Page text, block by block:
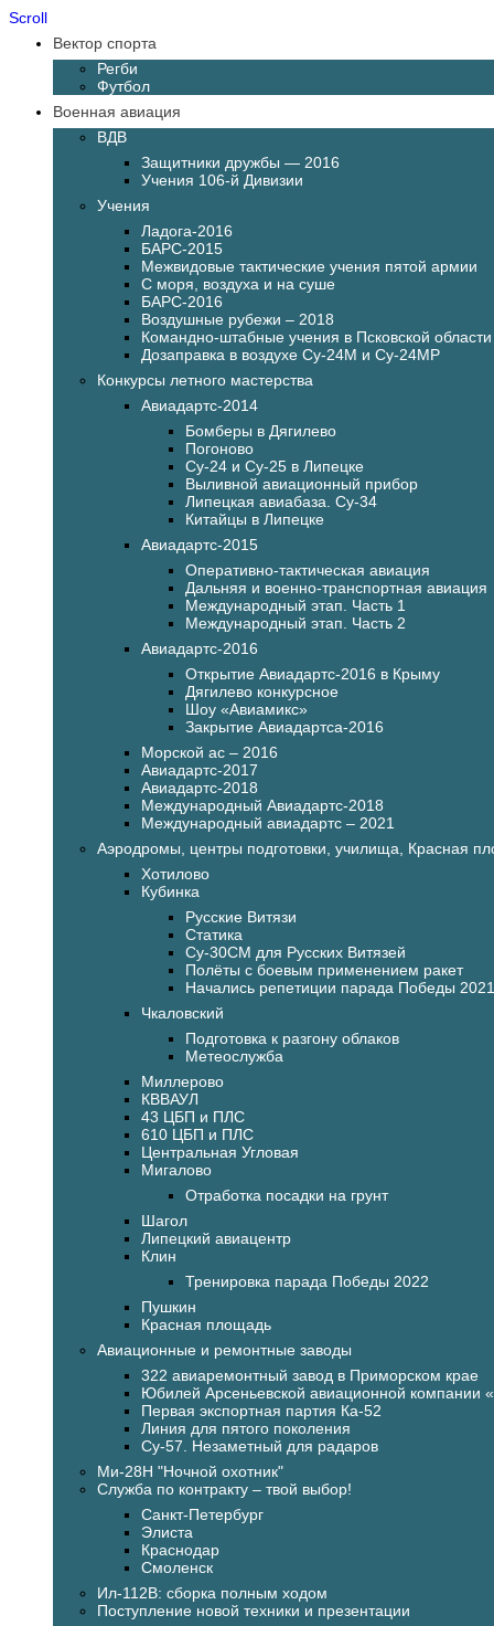
Scroll
Вектор спорта
Регби
Футбол
Военная авиация
ВДВ
Защитники дружбы — 2016
Учения 106-й Дивизии
Учения
Ладога-2016
БАРС-2015
Межвидовые тактические учения пятой армии
С моря, воздуха и на суше
БАРС-2016
Воздушные рубежи – 2018
Командно-штабные учения в Псковской области
Дозаправка в воздухе Су-24М и Су-24МР
Конкурсы летного мастерства
Авиадартс-2014
Бомберы в Дягилево
Погоново
Су-24 и Су-25 в Липецке
Выливной авиационный прибор
Липецкая авиабаза. Су-34
Китайцы в Липецке
Авиадартс-2015
Оперативно-тактическая авиация
Дальняя и военно-транспортная авиация
Международный этап. Часть 1
Международный этап. Часть 2
Авиадартс-2016
Открытие Авиадартс-2016 в Крыму
Дягилево конкурсное
Шоу «Авиамикс»
Закрытие Авиадартса-2016
Морской ас – 2016
Авиадартс-2017
Авиадартс-2018
Международный Авиадартс-2018
Международный авиадартс – 2021
Аэродромы, центры подготовки, училища, Красная
Хотилово
Кубинка
Русские Витязи
Статика
Су-30СМ для Русских Витязей
Полёты с боевым применением ракет
Начались репетиции парада Победы 2021
Чкаловский
Подготовка к разгону облаков
Метеослужба
Миллерово
КВВАУЛ
43 ЦБП и ПЛС
610 ЦБП и ПЛС
Центральная Угловая
Мигалово
Отработка посадки на грунт
Шагол
Липецкий авиацентр
Клин
Тренировка парада Победы 2022
Пушкин
Красная площадь
Авиационные и ремонтные заводы
322 авиаремонтный завод в Приморском крае
Юбилей Арсеньевской авиационной компании
Первая экспортная партия Ка-52
Линия для пятого поколения
Су-57. Незаметный для радаров
Ми-28Н "Ночной охотник"
Служба по контракту – твой выбор!
Санкт-Петербург
Элиста
Краснодар
Смоленск
Ил-112В: сборка полным ходом
Поступление новой техники и презентации